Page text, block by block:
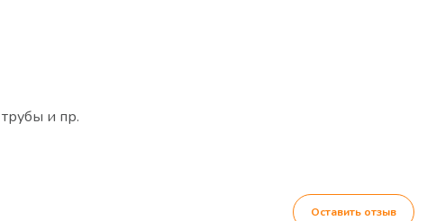
и пр.
Оставить отзыв